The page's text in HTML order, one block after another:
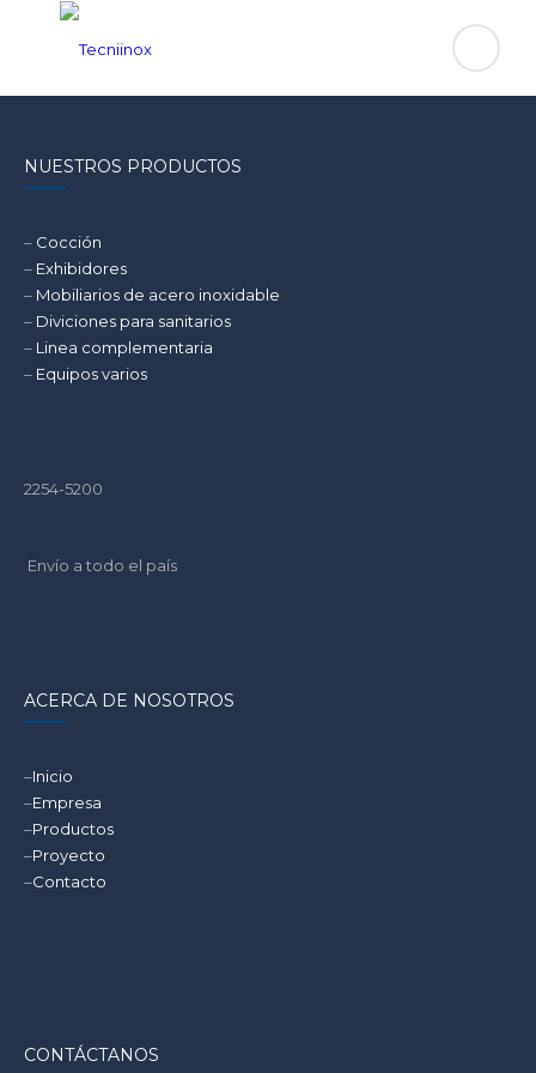
NUESTROS PRODUCTOS
– Cocción
– Exhibidores
– Mobiliarios de acero inoxidable
– Diviciones para sanitarios
– Linea complementaria
– Equipos varios
2254-5200
Envío a todo el país
ACERCA DE NOSOTROS
–Inicio
–Empresa
–Productos
–Proyecto
–Contacto
CONTÁCTANOS